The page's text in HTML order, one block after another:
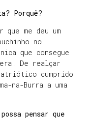
Porquê?
que me deu um
no
que consegue
De realçar
cumprido
na-Burra a uma
pensar que